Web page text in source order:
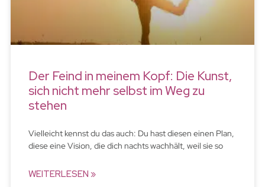
Der Feind in meinem Kopf: Die Kunst,
sich nicht mehr selbst im Weg zu
stehen
Vielleicht kennst du das auch: Du hast diesen einen Plan,
diese eine Vision, die dich nachts wachhält, weil sie so
WEITERLESEN »